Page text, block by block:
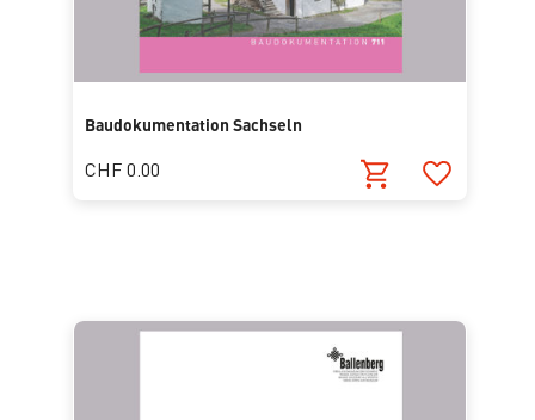
Baudokumentation Sachseln
CHF 0.00